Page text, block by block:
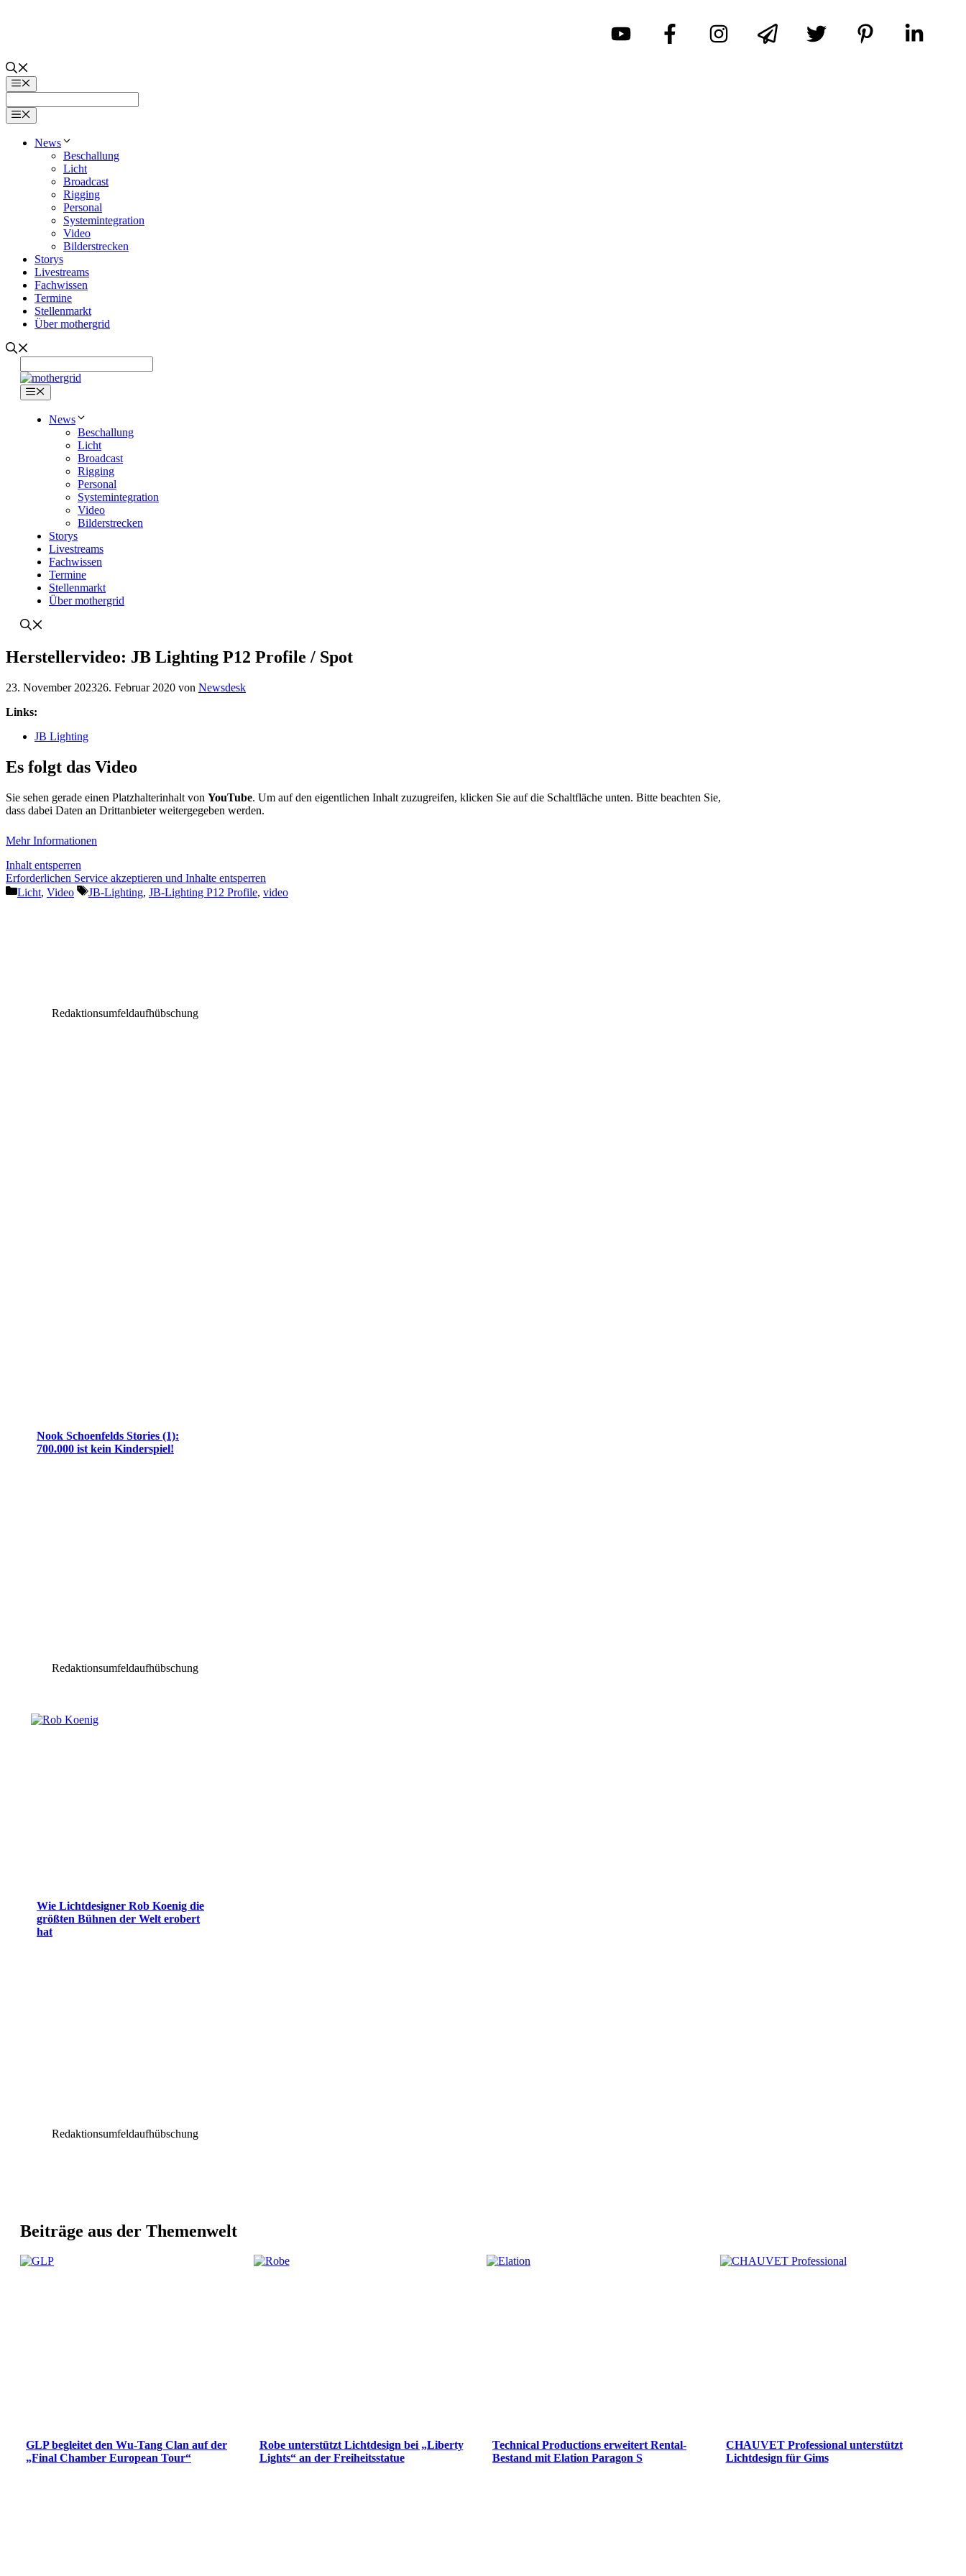
Menü
Menü
News
Beschallung
Licht
Broadcast
Rigging
Personal
Systemintegration
Video
Bilderstrecken
Storys
Livestreams
Fachwissen
Termine
Stellenmarkt
Über mothergrid
Menü
News
Beschallung
Licht
Broadcast
Rigging
Personal
Systemintegration
Video
Bilderstrecken
Storys
Livestreams
Fachwissen
Termine
Stellenmarkt
Über mothergrid
Herstellervideo: JB Lighting P12 Profile / Spot
23. November 202326. Februar 2020 von Newsdesk
Links:
JB Lighting
Es folgt das Video
Sie sehen gerade einen Platzhalterinhalt von YouTube. Um auf den eigentlichen Inhalt zuzugreifen, klicken Sie auf die Schaltfläche unten. Bitte beachten Sie,
dass dabei Daten an Drittanbieter weitergegeben werden.
Mehr Informationen
Inhalt entsperren
Erforderlichen Service akzeptieren und Inhalte entsperren
Kategorien
Licht, Video Schlagwörter
JB-Lighting, JB-Lighting P12 Profile, video
Redaktionsumfeldaufhübschung
Nook Schoenfelds Stories (1):
700.000 ist kein Kinderspiel!
Redaktionsumfeldaufhübschung
Wie Lichtdesigner Rob Koenig die
größten Bühnen der Welt erobert
hat
Redaktionsumfeldaufhübschung
Beiträge aus der Themenwelt
GLP begleitet den Wu-Tang Clan auf der
„Final Chamber European Tour“
Robe unterstützt Lichtdesign bei „Liberty
Lights“ an der Freiheitsstatue
Technical Productions erweitert Rental-
Bestand mit Elation Paragon S
CHAUVET Professional unterstützt
Lichtdesign für Gims